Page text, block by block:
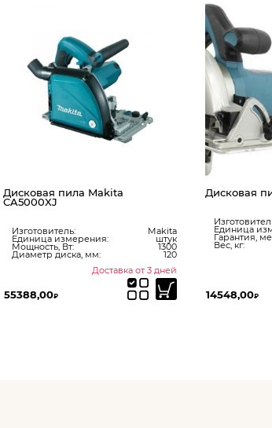
Дисковая пила Makita
CA5000XJ
Изготовитель: Makita
Единица измерения: штук
Мощность, Вт: 1300
Диаметр диска, мм:
120
Доставка от 3 дней
55388,00₽
Дисковая
Единица
Гарантия,
Вес, кг:
14548,00₽